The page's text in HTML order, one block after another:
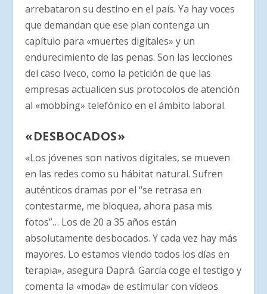
arrebataron su destino en el país. Ya hay voces
que demandan que ese plan contenga un
capítulo para «muertes digitales» y un
endurecimiento de las penas. Son las lecciones
del caso Iveco, como la petición de que las
empresas actualicen sus protocolos de atención
al «mobbing» telefónico en el ámbito laboral.
«DESBOCADOS»
«Los jóvenes son nativos digitales, se mueven
en las redes como su hábitat natural. Sufren
auténticos dramas por el “se retrasa en
contestarme, me bloquea, ahora pasa mis
fotos”… Los de 20 a 35 años están
absolutamente desbocados. Y cada vez hay más
mayores. Lo estamos viendo todos los días en
terapia», asegura Daprá. García coge el testigo y
comenta la «moda» de estimular con vídeos